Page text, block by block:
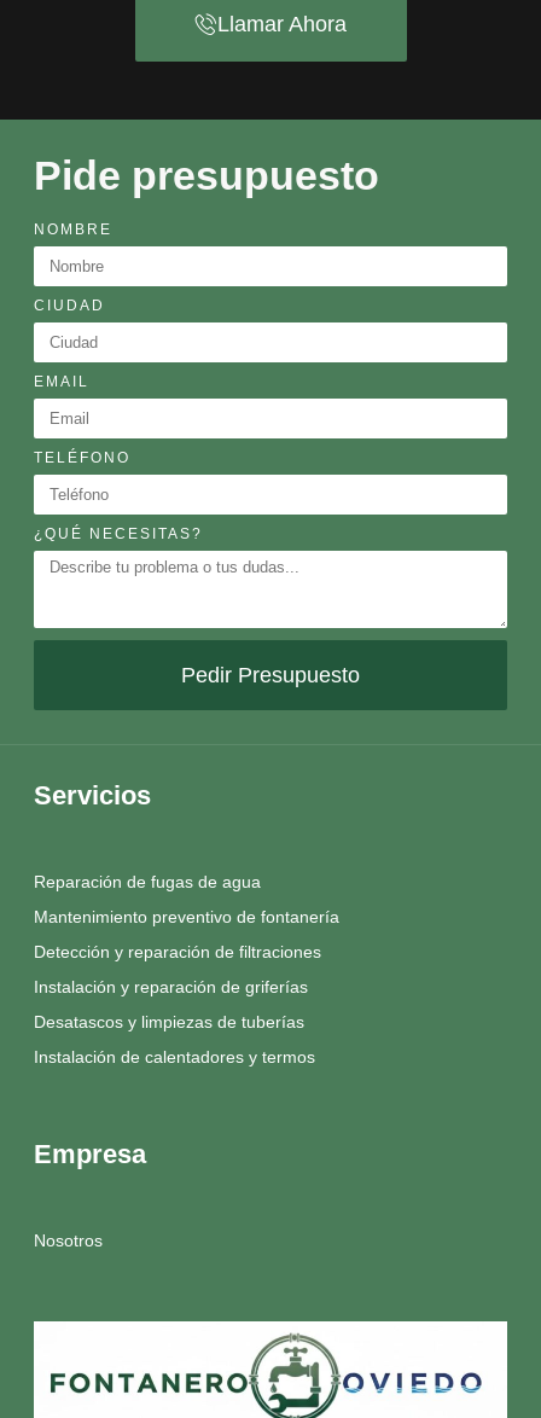
Llamar Ahora
Pide presupuesto
NOMBRE
CIUDAD
EMAIL
TELÉFONO
¿QUÉ NECESITAS?
Pedir Presupuesto
Servicios
Reparación de fugas de agua
Mantenimiento preventivo de fontanería
Detección y reparación de filtraciones
Instalación y reparación de griferías
Desatascos y limpiezas de tuberías
Instalación de calentadores y termos
Empresa
Nosotros